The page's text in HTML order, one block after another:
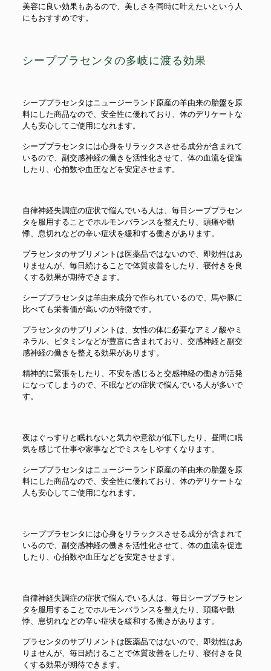
美容に良い効果もあるので、美しさを同時に叶えたいという人
にもおすすめです。
シーププラセンタの多岐に渡る効果
シーププラセンタはニュージーランド原産の羊由来の胎盤を原
料にした商品なので、安全性に優れており、体のデリケートな
人も安心してご使用になれます。
シーププラセンタには心身をリラックスさせる成分が含まれて
いるので、副交感神経の働きを活性化させて、体の血流を促進
したり、心拍数や血圧などを安定させます。
自律神経失調症の症状で悩んでいる人は、毎日シーププラセン
タを服用することでホルモンバランスを整えたり、頭痛や動
悸、息切れなどの辛い症状を緩和する働きがあります。
プラセンタのサプリメントは医薬品ではないので、即効性はあ
りませんが、毎日続けることで体質改善をしたり、寝付きを良
くする効果が期待できます。
シーププラセンタは羊由来成分で作られているので、馬や豚に
比べても栄養価が高いのが特徴です。
プラセンタのサプリメントは、女性の体に必要なアミノ酸やミ
ネラル、ビタミンなどが豊富に含まれており、交感神経と副交
感神経の働きを整える効果があります。
精神的に緊張をしたり、不安を感じると交感神経の働きが活発
になってしまうので、不眠などの症状で悩んでいる人が多いで
す。
夜はぐっすりと眠れないと気力や意欲が低下したり、昼間に眠
気を感じて仕事や家事などでミスをしやすくなります。
シーププラセンタはニュージーランド原産の羊由来の胎盤を原
料にした商品なので、安全性に優れており、体のデリケートな
人も安心してご使用になれます。
シーププラセンタには心身をリラックスさせる成分が含まれて
いるので、副交感神経の働きを活性化させて、体の血流を促進
したり、心拍数や血圧などを安定させます。
自律神経失調症の症状で悩んでいる人は、毎日シーププラセン
タを服用することでホルモンバランスを整えたり、頭痛や動
悸、息切れなどの辛い症状を緩和する働きがあります。
プラセンタのサプリメントは医薬品ではないので、即効性はあ
りませんが、毎日続けることで体質改善をしたり、寝付きを良
くする効果が期待できます。